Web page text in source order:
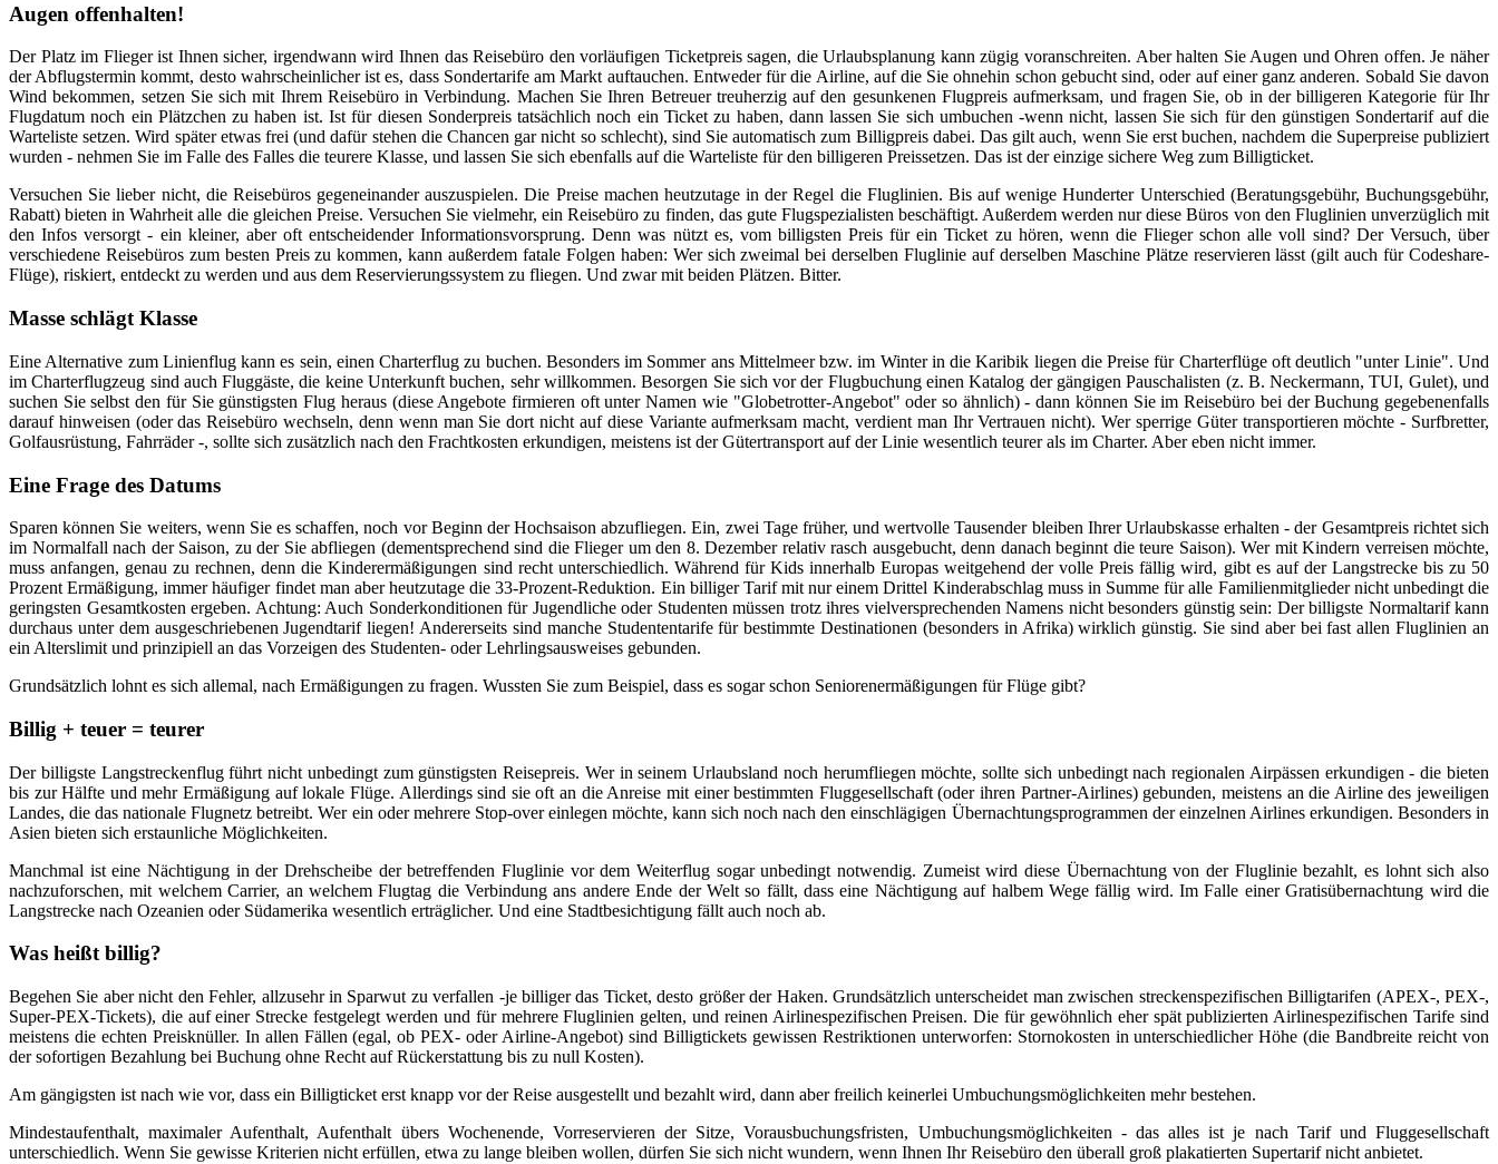
Augen offenhalten!
Der Platz im Flieger ist Ihnen sicher, irgendwann wird Ihnen das Reisebüro den vorläufigen Ticketpreis sagen, die Urlaubsplanung kann zügig voranschreiten. Aber halten Sie Augen und Ohren offen. Je näher
der Abflugstermin kommt, desto wahrscheinlicher ist es, dass Sondertarife am Markt auftauchen. Entweder für die Airline, auf die Sie ohnehin schon gebucht sind, oder auf einer ganz anderen. Sobald Sie davon
Wind bekommen, setzen Sie sich mit Ihrem Reisebüro in Verbindung. Machen Sie Ihren Betreuer treuherzig auf den gesunkenen Flugpreis aufmerksam, und fragen Sie, ob in der billigeren Kategorie für Ihr
Flugdatum noch ein Plätzchen zu haben ist. Ist für diesen Sonderpreis tatsächlich noch ein Ticket zu haben, dann lassen Sie sich umbuchen -wenn nicht, lassen Sie sich für den günstigen Sondertarif auf die
Warteliste setzen. Wird später etwas frei (und dafür stehen die Chancen gar nicht so schlecht), sind Sie automatisch zum Billigpreis dabei. Das gilt auch, wenn Sie erst buchen, nachdem die Superpreise publiziert
wurden - nehmen Sie im Falle des Falles die teurere Klasse, und lassen Sie sich ebenfalls auf die Warteliste für den billigeren Preissetzen. Das ist der einzige sichere Weg zum Billigticket.
Versuchen Sie lieber nicht, die Reisebüros gegeneinander auszuspielen. Die Preise machen heutzutage in der Regel die Fluglinien. Bis auf wenige Hunderter Unterschied (Beratungsgebühr, Buchungsgebühr,
Rabatt) bieten in Wahrheit alle die gleichen Preise. Versuchen Sie vielmehr, ein Reisebüro zu finden, das gute Flugspezialisten beschäftigt. Außerdem werden nur diese Büros von den Fluglinien unverzüglich mit
den Infos versorgt - ein kleiner, aber oft entscheidender Informationsvorsprung. Denn was nützt es, vom billigsten Preis für ein Ticket zu hören, wenn die Flieger schon alle voll sind? Der Versuch, über
verschiedene Reisebüros zum besten Preis zu kommen, kann außerdem fatale Folgen haben: Wer sich zweimal bei derselben Fluglinie auf derselben Maschine Plätze reservieren lässt (gilt auch für Codeshare-
Flüge), riskiert, entdeckt zu werden und aus dem Reservierungssystem zu fliegen. Und zwar mit beiden Plätzen. Bitter.
Masse schlägt Klasse
Eine Alternative zum Linienflug kann es sein, einen Charterflug zu buchen. Besonders im Sommer ans Mittelmeer bzw. im Winter in die Karibik liegen die Preise für Charterflüge oft deutlich "unter Linie". Und
im Charterflugzeug sind auch Fluggäste, die keine Unterkunft buchen, sehr willkommen. Besorgen Sie sich vor der Flugbuchung einen Katalog der gängigen Pauschalisten (z. B. Neckermann, TUI, Gulet), und
suchen Sie selbst den für Sie günstigsten Flug heraus (diese Angebote firmieren oft unter Namen wie "Globetrotter-Angebot" oder so ähnlich) - dann können Sie im Reisebüro bei der Buchung gegebenenfalls
darauf hinweisen (oder das Reisebüro wechseln, denn wenn man Sie dort nicht auf diese Variante aufmerksam macht, verdient man Ihr Vertrauen nicht). Wer sperrige Güter transportieren möchte - Surfbretter,
Golfausrüstung, Fahrräder -, sollte sich zusätzlich nach den Frachtkosten erkundigen, meistens ist der Gütertransport auf der Linie wesentlich teurer als im Charter. Aber eben nicht immer.
Eine Frage des Datums
Sparen können Sie weiters, wenn Sie es schaffen, noch vor Beginn der Hochsaison abzufliegen. Ein, zwei Tage früher, und wertvolle Tausender bleiben Ihrer Urlaubskasse erhalten - der Gesamtpreis richtet sich
im Normalfall nach der Saison, zu der Sie abfliegen (dementsprechend sind die Flieger um den 8. Dezember relativ rasch ausgebucht, denn danach beginnt die teure Saison). Wer mit Kindern verreisen möchte,
muss anfangen, genau zu rechnen, denn die Kinderermäßigungen sind recht unterschiedlich. Während für Kids innerhalb Europas weitgehend der volle Preis fällig wird, gibt es auf der Langstrecke bis zu 50
Prozent Ermäßigung, immer häufiger findet man aber heutzutage die 33-Prozent-Reduktion. Ein billiger Tarif mit nur einem Drittel Kinderabschlag muss in Summe für alle Familienmitglieder nicht unbedingt die
geringsten Gesamtkosten ergeben. Achtung: Auch Sonderkonditionen für Jugendliche oder Studenten müssen trotz ihres vielversprechenden Namens nicht besonders günstig sein: Der billigste Normaltarif kann
durchaus unter dem ausgeschriebenen Jugendtarif liegen! Andererseits sind manche Studententarife für bestimmte Destinationen (besonders in Afrika) wirklich günstig. Sie sind aber bei fast allen Fluglinien an
ein Alterslimit und prinzipiell an das Vorzeigen des Studenten- oder Lehrlingsausweises gebunden.
Grundsätzlich lohnt es sich allemal, nach Ermäßigungen zu fragen. Wussten Sie zum Beispiel, dass es sogar schon Seniorenermäßigungen für Flüge gibt?
Billig + teuer = teurer
Der billigste Langstreckenflug führt nicht unbedingt zum günstigsten Reisepreis. Wer in seinem Urlaubsland noch herumfliegen möchte, sollte sich unbedingt nach regionalen Airpässen erkundigen - die bieten
bis zur Hälfte und mehr Ermäßigung auf lokale Flüge. Allerdings sind sie oft an die Anreise mit einer bestimmten Fluggesellschaft (oder ihren Partner-Airlines) gebunden, meistens an die Airline des jeweiligen
Landes, die das nationale Flugnetz betreibt. Wer ein oder mehrere Stop-over einlegen möchte, kann sich noch nach den einschlägigen Übernachtungsprogrammen der einzelnen Airlines erkundigen. Besonders in
Asien bieten sich erstaunliche Möglichkeiten.
Manchmal ist eine Nächtigung in der Drehscheibe der betreffenden Fluglinie vor dem Weiterflug sogar unbedingt notwendig. Zumeist wird diese Übernachtung von der Fluglinie bezahlt, es lohnt sich also
nachzuforschen, mit welchem Carrier, an welchem Flugtag die Verbindung ans andere Ende der Welt so fällt, dass eine Nächtigung auf halbem Wege fällig wird. Im Falle einer Gratisübernachtung wird die
Langstrecke nach Ozeanien oder Südamerika wesentlich erträglicher. Und eine Stadtbesichtigung fällt auch noch ab.
Was heißt billig?
Begehen Sie aber nicht den Fehler, allzusehr in Sparwut zu verfallen -je billiger das Ticket, desto größer der Haken. Grundsätzlich unterscheidet man zwischen streckenspezifischen Billigtarifen (APEX-, PEX-,
Super-PEX-Tickets), die auf einer Strecke festgelegt werden und für mehrere Fluglinien gelten, und reinen Airlinespezifischen Preisen. Die für gewöhnlich eher spät publizierten Airlinespezifischen Tarife sind
meistens die echten Preisknüller. In allen Fällen (egal, ob PEX- oder Airline-Angebot) sind Billigtickets gewissen Restriktionen unterworfen: Stornokosten in unterschiedlicher Höhe (die Bandbreite reicht von
der sofortigen Bezahlung bei Buchung ohne Recht auf Rückerstattung bis zu null Kosten).
Am gängigsten ist nach wie vor, dass ein Billigticket erst knapp vor der Reise ausgestellt und bezahlt wird, dann aber freilich keinerlei Umbuchungsmöglichkeiten mehr bestehen.
Mindestaufenthalt, maximaler Aufenthalt, Aufenthalt übers Wochenende, Vorreservieren der Sitze, Vorausbuchungsfristen, Umbuchungsmöglichkeiten - das alles ist je nach Tarif und Fluggesellschaft
unterschiedlich. Wenn Sie gewisse Kriterien nicht erfüllen, etwa zu lange bleiben wollen, dürfen Sie sich nicht wundern, wenn Ihnen Ihr Reisebüro den überall groß plakatierten Supertarif nicht anbietet.